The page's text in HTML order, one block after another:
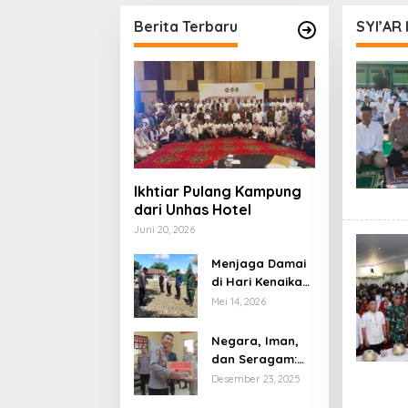
Berita Terbaru
Ikhtiar Pulang Kampung
dari Unhas Hotel
Juni 20, 2026
Menjaga Damai
di Hari Kenaikan:
Sinergi Polisi dan
Ibadah Umat
Nasrani di
Pitumpanua
Mei 14, 2026
Negara, Iman,
dan Seragam:
Natal sebagai
Desember 23, 2025
SYI’AR